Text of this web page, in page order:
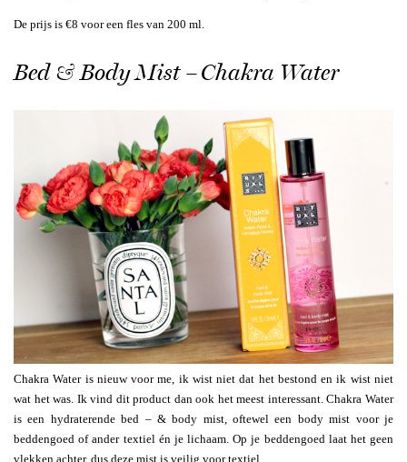
De prijs is €8 voor een fles van 200 ml.
Bed & Body Mist – Chakra Water
Chakra Water is nieuw voor me, ik wist niet dat het bestond en ik wist niet
wat het was. Ik vind dit product dan ook het meest interessant. Chakra Water
is een hydraterende bed – & body mist, oftewel een body mist voor je
beddengoed of ander textiel én je lichaam. Op je beddengoed laat het geen
vlekken achter, dus deze mist is veilig voor textiel.